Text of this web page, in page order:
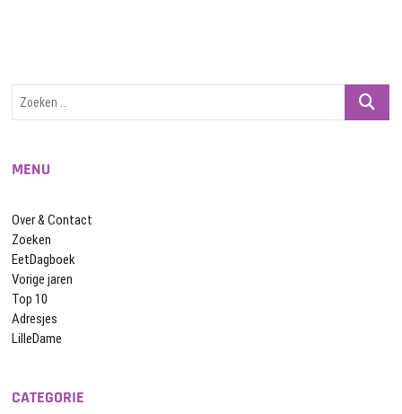
Zoeken
MENU
Over & Contact
Zoeken
EetDagboek
Vorige jaren
Top 10
Adresjes
LilleDame
CATEGORIE